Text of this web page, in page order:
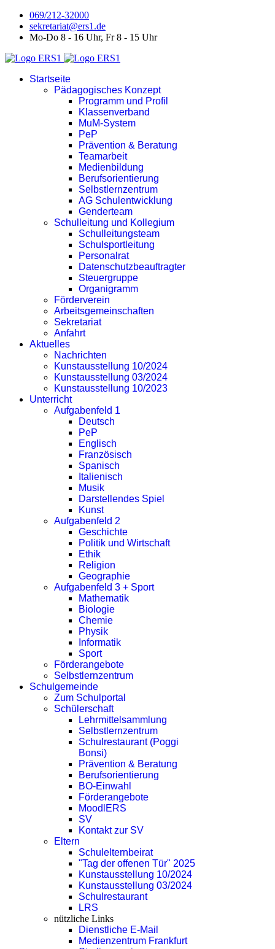
069/212-32000
sekretariat@ers1.de
Mo-Do 8 - 16 Uhr, Fr 8 - 15 Uhr
Startseite
Pädagogisches Konzept
Programm und Profil
Klassenverband
MuM-System
PeP
Prävention & Beratung
Teamarbeit
Medienbildung
Berufsorientierung
Selbstlernzentrum
AG Schulentwicklung
Genderteam
Schulleitung und Kollegium
Schulleitungsteam
Schulsportleitung
Personalrat
Datenschutzbeauftragter
Steuergruppe
Organigramm
Förderverein
Arbeitsgemeinschaften
Sekretariat
Anfahrt
Aktuelles
Nachrichten
Kunstausstellung 10/2024
Kunstausstellung 03/2024
Kunstausstellung 10/2023
Unterricht
Aufgabenfeld 1
Deutsch
PeP
Englisch
Französisch
Spanisch
Italienisch
Musik
Darstellendes Spiel
Kunst
Aufgabenfeld 2
Geschichte
Politik und Wirtschaft
Ethik
Religion
Geographie
Aufgabenfeld 3 + Sport
Mathematik
Biologie
Chemie
Physik
Informatik
Sport
Förderangebote
Selbstlernzentrum
Schulgemeinde
Zum Schulportal
Schülerschaft
Lehrmittelsammlung
Selbstlernzentrum
Schulrestaurant (Poggi
Bonsi)
Prävention & Beratung
Berufsorientierung
BO-Einwahl
Förderangebote
MoodlERS
SV
Kontakt zur SV
Eltern
Schulelternbeirat
"Tag der offenen Tür" 2025
Kunstausstellung 10/2024
Kunstausstellung 03/2024
Schulrestaurant
LRS
nützliche Links
Dienstliche E-Mail
Medienzentrum Frankfurt